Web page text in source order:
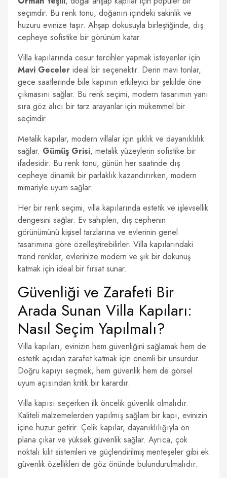
seçimdir. Bu renk tonu, doğanın içindeki sakinlik ve
huzuru evinize taşır. Ahşap dokusuyla birleştiğinde, dış
cepheye sofistike bir görünüm katar.
Villa kapılarında cesur tercihler yapmak isteyenler için
Mavi Geceler ideal bir seçenektir. Derin mavi tonlar,
gece saatlerinde bile kapının etkileyici bir şekilde öne
çıkmasını sağlar. Bu renk seçimi, modern tasarımın yanı
sıra göz alıcı bir tarz arayanlar için mükemmel bir
seçimdir.
Metalik kapılar, modern villalar için şıklık ve dayanıklılık
sağlar. Gümüş Grisi, metalik yüzeylerin sofistike bir
ifadesidir. Bu renk tonu, günün her saatinde dış
cepheye dinamik bir parlaklık kazandırırken, modern
mimariyle uyum sağlar.
Her bir renk seçimi, villa kapılarında estetik ve işlevsellik
dengesini sağlar. Ev sahipleri, dış cephenin
görünümünü kişisel tarzlarına ve evlerinin genel
tasarımına göre özelleştirebilirler. Villa kapılarındaki
trend renkler, evlerinize modern ve şık bir dokunuş
katmak için ideal bir fırsat sunar.
Güvenliği ve Zarafeti Bir
Arada Sunan Villa Kapıları:
Nasıl Seçim Yapılmalı?
Villa kapıları, evinizin hem güvenliğini sağlamak hem de
estetik açıdan zarafet katmak için önemli bir unsurdur.
Doğru kapıyı seçmek, hem güvenlik hem de görsel
uyum açısından kritik bir karardır.
Villa kapısı seçerken ilk öncelik güvenlik olmalıdır.
Kaliteli malzemelerden yapılmış sağlam bir kapı, evinizin
içine huzur getirir. Çelik kapılar, dayanıklılığıyla ön
plana çıkar ve yüksek güvenlik sağlar. Ayrıca, çok
noktalı kilit sistemleri ve güçlendirilmiş menteşeler gibi ek
güvenlik özellikleri de göz önünde bulundurulmalıdır.